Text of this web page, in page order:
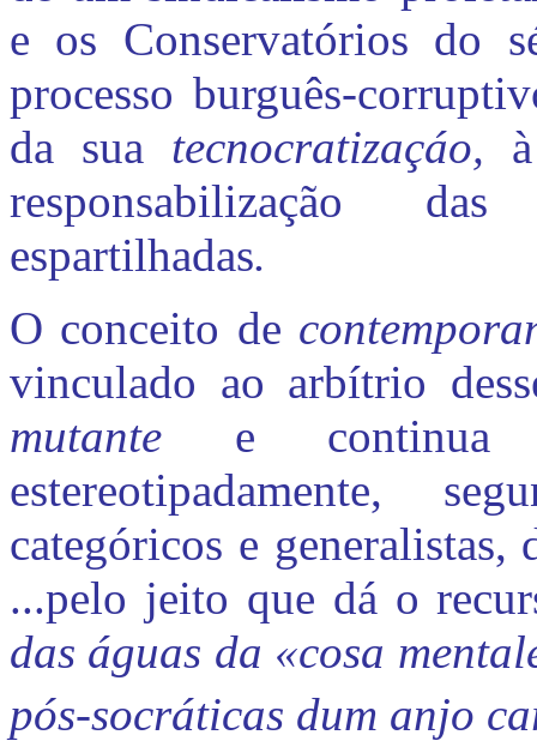
e os Conservatórios do
processo burguês-
da sua tecnocratizaçáo,
responsabilização
espartilhadas.
O conceito de
vinculado ao arbítrio
mutante e continua
estereotipadamente,
categóricos e generalistas,
...pelo jeito que dá o
das águas da «cosa
pós-socráticas dum anjo